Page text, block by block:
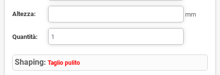
Altezza: mm
Quantità:
Shaping: Taglio pulito